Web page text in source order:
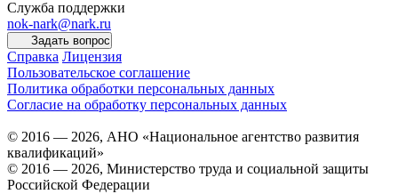
Служба поддержки
nok-nark@nark.ru
Задать вопрос
Справка Лицензия
Пользовательское соглашение
Политика обработки персональных данных
Согласие на обработку персональных данных
© 2016 — 2026, АНО «Национальное агентство развития
квалификаций»
© 2016 — 2026, Министерство труда и социальной защиты
Российской Федерации